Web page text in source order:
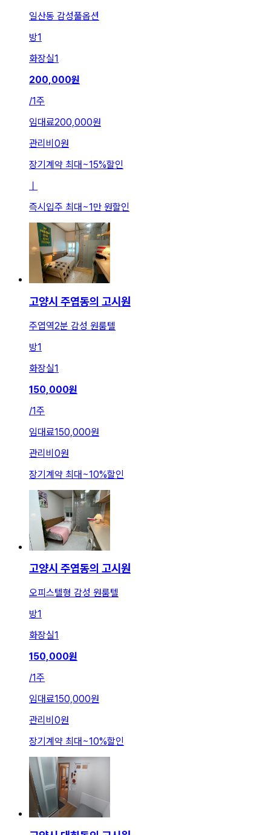
일산동 감성풀옵션
방1
화장실1
200,000원
/1주
임대료200,000원
관리비 0원
장기계약 최대~15%할인
ㅣ
즉시입주 최대~1만 원할인
고양시 주엽동의 고시원
주엽역2분 감성 원룸텔
방1
화장실1
150,000원
/1주
임대료150,000원
관리비 0원
장기계약 최대~10%할인
고양시 주엽동의 고시원
오피스텔형 감성 원룸텔
방1
화장실1
150,000원
/1주
임대료150,000원
관리비 0원
장기계약 최대~10%할인